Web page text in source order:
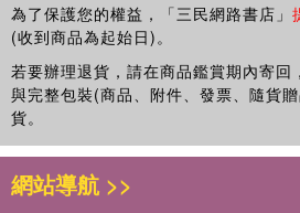
情物語與分享，生動有趣。期盼讀者能
觀角度觀察與驗證，用巨觀視野連結全
喜愛科學，進而學習科學。
──曾文龍（台北市育成高中校長）
看漫畫也能越看越聰明？【哆啦A夢科
的哆啦A夢漫畫來引起孩子學習的興趣
得生動有趣，內容包羅萬象、通俗易懂
窺熱能的神祕面紗！ ◎有不需要使用能
★石油
漫畫：空中大戰
◎石油是枯竭性能源的代表！ ◎石油其
骸！ ◎日本百分之九十的電力來自火力
◎除了石油，還有其他的枯竭性能源嗎
為了保護您的權益，「三民網路書店」
(收到商品為起始日)。
若要辦理退貨，請在商品鑑賞期內寄回
與完整包裝(商品、附件、發票、隨貨
貨。
網站導航 >>